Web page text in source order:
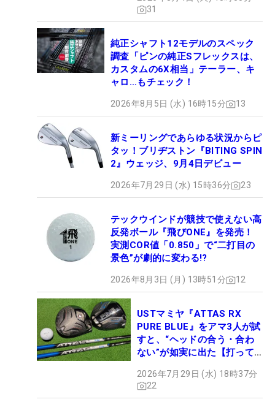
31
純正シャフト12モデルのスペック
調査「ピンの純正Sフレックスは、
カスタムの6X相当」テーラー、キ
ャロ…もチェック！
2026年8月5日 (水) 16時15分 13
新ミーリングであらゆる状況からピ
タッ！ブリヂストン『BITING SPIN
2』ウェッジ、9月4日デビュー
2026年7月29日 (水) 15時36分 23
テックウインドが競技で使えない高
反発ボール『飛びONE』を発売！
実測COR値「0.850」で“二打目の
景色”が劇的に変わる!?
2026年8月3日 (月) 13時51分 12
USTマミヤ『ATTAS RX
PURE BLUE』をアマ3人が試
すと、“ヘッドの合う・合わ
ない”が如実に出た【打って
2026年7月29日 (水) 18時37分
22